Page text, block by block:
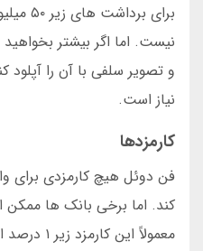
برای
نیست. اما اگر بیشتر
و تصویر سلفی با آن را
نیاز است.
کارمزدها
فن دوئل هیچ کارمزدی برای
کند. اما برخی بانک ها ممکن
معمولاً